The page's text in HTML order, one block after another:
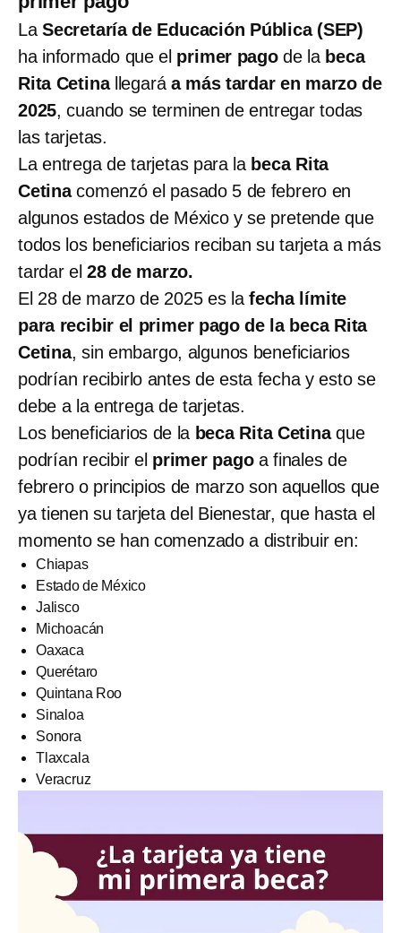
LaSecretaría de Educación Pública (SEP)
ha informado que el primer pagode la beca
Rita Cetina llegaráa más tardar en marzo de
2025, cuando se terminen de entregar todas
las tarjetas.
La entrega de tarjetas para la beca Rita
Cetinacomenzó el pasado 5 de febrero en
algunos estados de México y se pretende que
todos los beneficiarios reciban su tarjeta a más
tardar el28 de marzo.
El 28 de marzo de 2025 es lafecha límite
para recibir el primer pago de la beca Rita
Cetina, sin embargo, algunos beneficiarios
podrían recibirlo antes de esta fecha y esto se
debe a la entrega de tarjetas.
Los beneficiarios de la beca Rita Cetinaque
podrían recibir el primer pagoa finales de
febrero o principios de marzo son aquellos que
ya tienen su tarjeta del Bienestar, que hasta el
momento se han comenzado a distribuir en:
Chiapas
Estado de México
Jalisco
Michoacán
Oaxaca
Querétaro
Quintana Roo
Sinaloa
Sonora
Tlaxcala
Veracruz